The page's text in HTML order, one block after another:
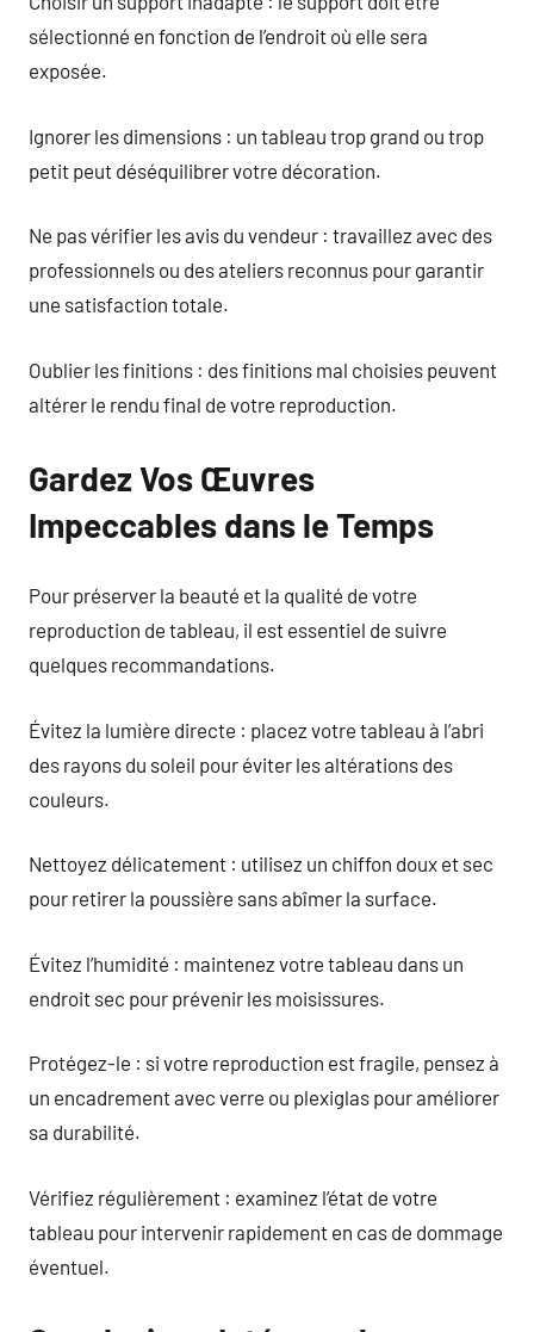
sélectionné en fonction de l’endroit où elle sera
exposée.
Ignorer les dimensions : un tableau trop grand ou trop
petit peut déséquilibrer votre décoration.
Ne pas vérifier les avis du vendeur : travaillez avec des
professionnels ou des ateliers reconnus pour garantir
une satisfaction totale.
Oublier les finitions : des finitions mal choisies peuvent
altérer le rendu final de votre reproduction.
Gardez Vos Œuvres
Impeccables dans le Temps
Pour préserver la beauté et la qualité de votre
reproduction de tableau, il est essentiel de suivre
quelques recommandations.
Évitez la lumière directe : placez votre tableau à l’abri
des rayons du soleil pour éviter les altérations des
couleurs.
Nettoyez délicatement : utilisez un chiffon doux et sec
pour retirer la poussière sans abîmer la surface.
Évitez l’humidité : maintenez votre tableau dans un
endroit sec pour prévenir les moisissures.
Protégez-le : si votre reproduction est fragile, pensez à
un encadrement avec verre ou plexiglas pour améliorer
sa durabilité.
Vérifiez régulièrement : examinez l’état de votre
tableau pour intervenir rapidement en cas de dommage
éventuel.